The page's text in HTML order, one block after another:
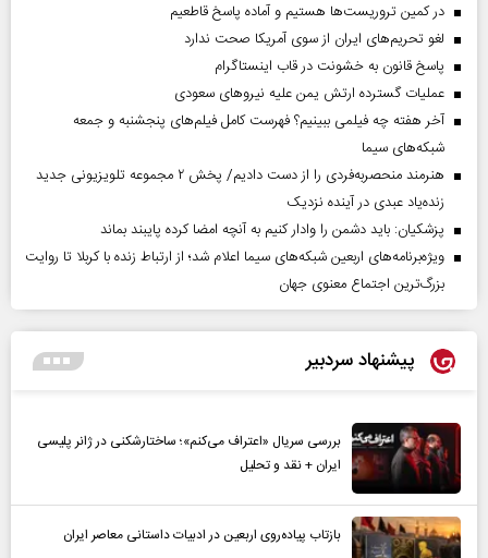
در کمین تروریست‌ها هستیم و آماده پاسخ قاطعیم
لغو تحریم‌های ایران از سوی آمریکا صحت ندارد
پاسخ قانون به خشونت در قاب اینستاگرام
عملیات گسترده ارتش یمن علیه نیروهای سعودی
آخر هفته چه فیلمی ببینیم؟ فهرست کامل فیلم‌های پنجشنبه و جمعه
شبکه‌های سیما
هنرمند منحصر‌به‌فردی را از دست دادیم/ پخش ۲ مجموعه تلویزیونی جدید
زنده‌یاد عبدی در آینده نزدیک
پزشکیان: باید دشمن را وادار کنیم به آنچه امضا کرده پایبند بماند
ویژه‌برنامه‌های اربعین شبکه‌های سیما اعلام شد؛ از ارتباط زنده با کربلا تا روایت
بزرگ‌ترین اجتماع معنوی جهان
پیشنهاد سردبیر
بررسی سریال «اعتراف می‌کنم»؛ ساختارشکنی در ژانر پلیسی
ایران + نقد و تحلیل
بازتاب پیاده‌روی اربعین در ادبیات داستانی معاصر ایران